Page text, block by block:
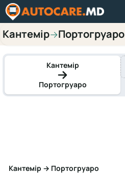
Кантемір→Портогруаро
Кантемір
Портогруаро
Кантемір → Портогруаро